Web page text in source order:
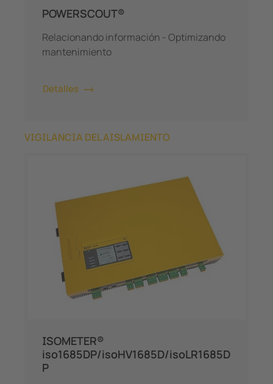
POWERSCOUT®
Relacionando información - Optimizando
mantenimiento
Detalles
VIGILANCIA DEL AISLAMIENTO
ISOMETER®
iso1685DP/isoHV1685D/isoLR1685D
P